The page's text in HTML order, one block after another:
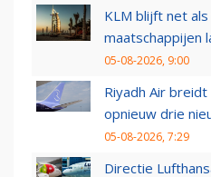
KLM blijft net
maatschappijen
05-08-2026, 9:00
Riyadh Air
opnieuw drie
05-08-2026, 7:29
Directie